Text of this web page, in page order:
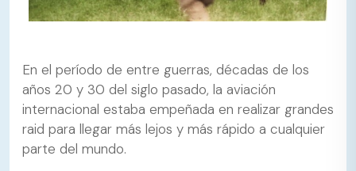
En el período de entre guerras, décadas de los
años 20 y 30 del siglo pasado, la aviación
internacional estaba empeñada en realizar grandes
raid para llegar más lejos y más rápido a cualquier
parte del mundo.